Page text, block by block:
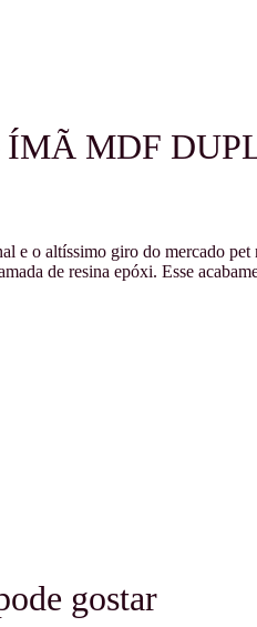
MDF
e o altíssimo giro do mercado
de resina epóxi. Esse
gostar